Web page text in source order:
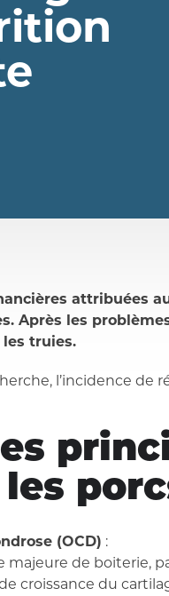
attribuées
Après les
les truies.
l’incidence de
(OCD) :
majeure de boiterie,
croissance du